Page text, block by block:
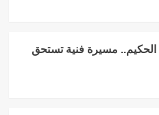
الحكيم.. مسيرة فنية تستحق